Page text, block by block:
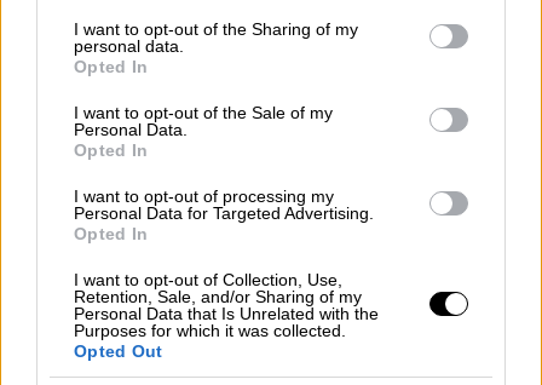
not limited to your visit or usage behaviour. You may click to
grant or deny consent to Google and its third-party tags to
use your data for below specified purposes in below Google
consent section.
I want to opt-out of the Sharing of my
personal data.
Opted In
I want to opt-out of the Sale of my
Personal Data.
Opted In
I want to opt-out of processing my
Personal Data for Targeted Advertising.
Opted In
I want to opt-out of Collection, Use,
Retention, Sale, and/or Sharing of my
Personal Data that Is Unrelated with the
Purposes for which it was collected.
Opted Out
Αναφερόμενος στον εθνικό στόχο, ο κ.
Τσίπρας δήλωσε: «Έχουμε, λοιπόν, σήμερα
στο ΣΥΡΙΖΑ έναν εθνικό στόχο, να
αποκαταστήσουμε τις όποιες αδικίες» και
είπε πως «Εμείς καταθέσαμε ένα
σκοπεύει να επιφέρει μία ουσιαστική
ανακατεύθυνση των πόρων. Στη στρατηγική
της κυβέρνησης η μεσαία τάξη δεν είναι
πουθενά.Αισχροκέρδεια πάνω στην
αισχροκέρδεια».